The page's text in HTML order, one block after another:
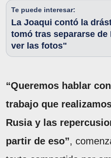
Te puede interesar:
La Joaqui contó la
tomó tras separarse de
ver las fotos"
“Queremos hablar
trabajo que
Rusia y las
partir de eso”,